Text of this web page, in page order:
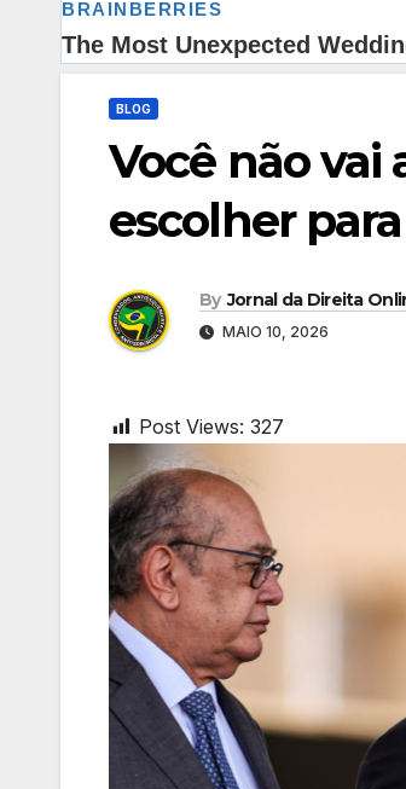
BLOG
Você não
escolher
By Jornal da Direita
MAIO 10, 2026
Post Views: 327